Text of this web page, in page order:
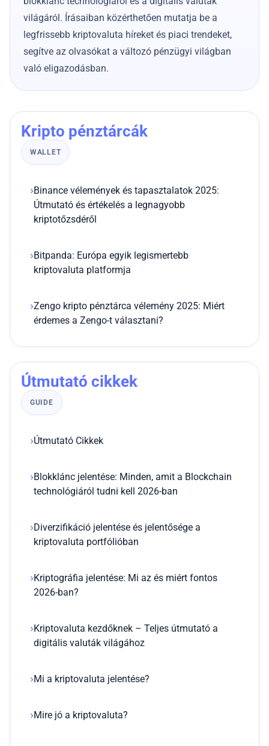
világáról. Írásaiban közérthetően mutatja be a
legfrissebb kriptovaluta híreket és piaci trendeket,
segítve az olvasókat a változó pénzügyi világban
való eligazodásban.
Kripto pénztárcák
WALLET
Binance vélemények és tapasztalatok 2025:
Útmutató és értékelés a legnagyobb
kriptotőzsdéről
Bitpanda: Európa egyik legismertebb
kriptovaluta platformja
Zengo kripto pénztárca vélemény 2025: Miért
érdemes a Zengo-t választani?
Útmutató cikkek
GUIDE
Útmutató Cikkek
Blokklánc jelentése: Minden, amit a Blockchain
technológiáról tudni kell 2026-ban
Diverzifikáció jelentése és jelentősége a
kriptovaluta portfólióban
Kriptográfia jelentése: Mi az és miért fontos
2026-ban?
Kriptovaluta kezdőknek – Teljes útmutató a
digitális valuták világához
Mi a kriptovaluta jelentése?
Mire jó a kriptovaluta?
Portfólió jelentése
Diverzifikáció jelentése
Kriptográfia jelentése